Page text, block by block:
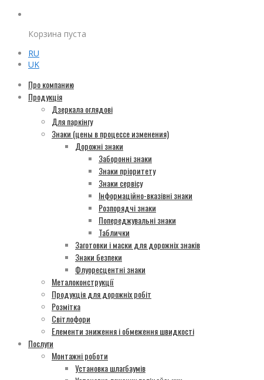
Корзина пуста
RU
UK
Про компанию
Продукція
Дзеркала оглядові
Для паркінгу
Знаки (цены в процессе изменения)
Дорожні знаки
Заборонні знаки
Знаки пріоритету
Знаки сервісу
Інформаційно-вказівні знаки
Розпорядчі знаки
Попереджувальні знаки
Таблички
Заготовки і маски для дорожніх знаків
Знаки безпеки
Флуоресцентні знаки
Металоконструкції
Продукція для дорожніх робіт
Розмітка
Світлофори
Елементи зниження і обмеження швидкості
Послуги
Монтажні роботи
Установка шлагбаумів